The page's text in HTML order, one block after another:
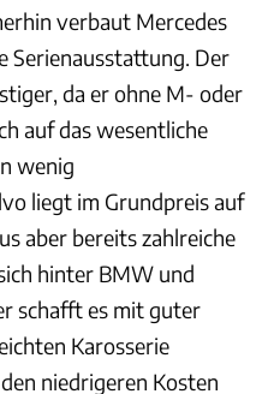
verbaut Mercedes
Serienausstattung. Der
da er ohne M- oder
auf das wesentliche
wenig
liegt im Grundpreis auf
aber bereits zahlreiche
hinter BMW und
schafft es mit guter
Karosserie
niedrigeren Kosten